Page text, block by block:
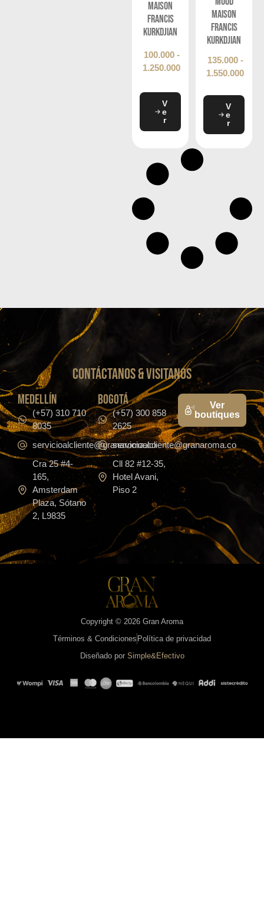
Maison
Francis
Kurkdjian
100.000 -
1.250.000
V
e
r
Maison
Francis
Kurkdjian
135.000 -
1.550.000
V
e
r
CONTáCTanos & VISITANOS
medellín
(+57) 310 710
8035
servicioalcliente@granaroma.co
Cra 25 #4-
165,
Amsterdam
Plaza, Sótano
2, L9835
bogotá
(+57) 300 858
2625
servicioalcliente@granaroma.co
Cll 82 #12-35,
Hotel Avani,
Piso 2
Ver
boutiques
Copyright © 2026 Gran Aroma
Términos & Condiciones Política de privacidad
Diseñado por Simple&Efectivo